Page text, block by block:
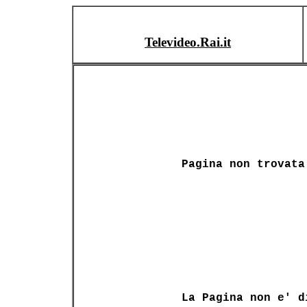
Televideo.Rai.it
Pagina non trovata
La Pagina non e'